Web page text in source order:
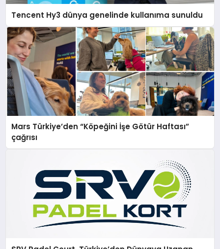
Tencent Hy3 dünya genelinde kullanıma sunuldu
Mars Türkiye’den “Köpeğini İşe Götür Haftası”
çağrısı